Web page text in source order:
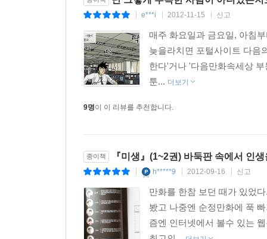
e***i 2012-11-15 신고
매주 화요일과 금요일, 아침
늦을라치면 포털사이트 다음
한다'거나 '다음만화속세상
툰... 더보기
9명이 이 리뷰를 추천합니다.
종이책 『미생』(1~2권) 바둑판 속에서 인
h*****9 2012-09-16 신고
만화를 한참 보던 때가 있었
봤고 나중엔 순정만화에 푹
즘엔 인터넷에서 볼수 있는